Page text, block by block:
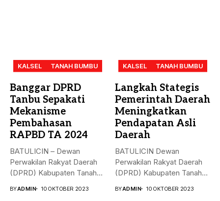
KALSEL TANAH BUMBU
Banggar DPRD
Tanbu Sepakati
Mekanisme
Pembahasan
RAPBD TA 2024
BATULICIN – Dewan
Perwakilan Rakyat Daerah
(DPRD) Kabupaten Tanah
BYADMIN 10 OKTOBER 2023
KALSEL TANAH BUMBU
Langkah Stategis
Pemerintah Daerah
Meningkatkan
Pendapatan Asli
Daerah
BATULICIN Dewan
Perwakilan Rakyat Daerah
(DPRD) Kabupaten Tanah
BYADMIN 10 OKTOBER 2023